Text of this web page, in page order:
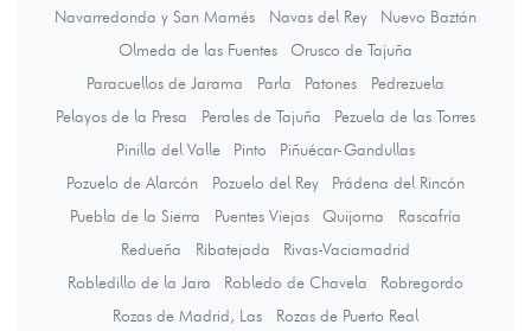
Navarredonda y San Mamés
Navas del Rey
Nuevo Baztán
Olmeda de las Fuentes
Orusco de Tajuña
Paracuellos de Jarama
Parla Patones
Pedrezuela
Pelayos de la Presa
Perales de Tajuña
Pezuela de las Torres
Pinilla del Valle
Pinto
Piñuécar-Gandullas
Pozuelo de Alarcón
Pozuelo del Rey
Prádena del Rincón
Puebla de la Sierra
Puentes Viejas Quijorna
Rascafría
Redueña
Ribatejada
Rivas-Vaciamadrid
Robledillo de la Jara
Robledo de Chavela
Robregordo
Rozas de Madrid, Las
Rozas de Puerto Real